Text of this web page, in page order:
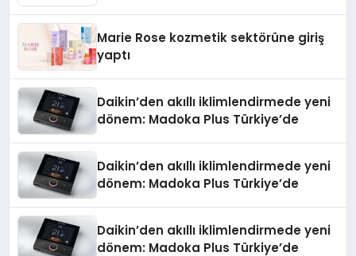
Marie Rose kozmetik sektörüne giriş
yaptı
Daikin’den akıllı iklimlendirmede yeni
dönem: Madoka Plus Türkiye’de
Daikin’den akıllı iklimlendirmede yeni
dönem: Madoka Plus Türkiye’de
Daikin’den akıllı iklimlendirmede yeni
dönem: Madoka Plus Türkiye’de